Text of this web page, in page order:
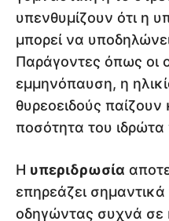
υπενθυμίζουν ότι η
μπορεί να
Παράγοντες όπως οι
εμμηνόπαυση, η
θυρεοειδούς
ποσότητα του
Η υπεριδρωσία
επηρεάζει
οδηγώντας συχνά